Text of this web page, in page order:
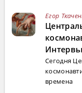
Егор
Сегодня
времена